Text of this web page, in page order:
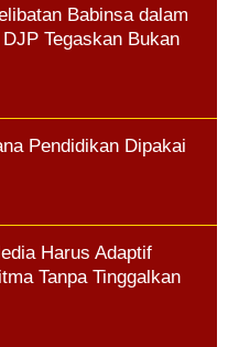
Babinsa dalam
Tegaskan Bukan
Pendidikan Dipakai
Harus Adaptif
Tanpa Tinggalkan